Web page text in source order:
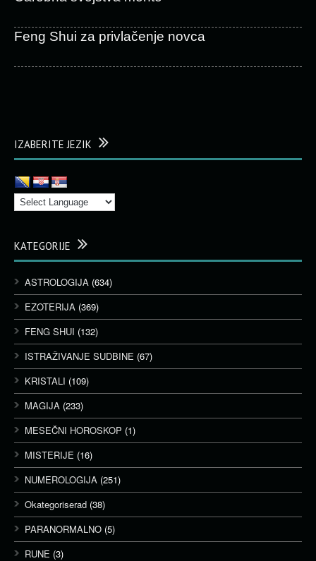
Feng Shui za privlačenje novca
IZABERITE JEZIK
KATEGORIJE
ASTROLOGIJA (634)
EZOTERIJA (369)
FENG SHUI (132)
ISTRAŽIVANJE SUDBINE (67)
KRISTALI (109)
MAGIJA (233)
MESEČNI HOROSKOP (1)
MISTERIJE (16)
NUMEROLOGIJA (251)
Okategoriserad (38)
PARANORMALNO (5)
RUNE (3)